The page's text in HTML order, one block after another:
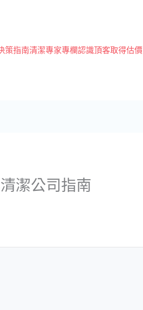
策指南清潔專家專欄認識頂客取得估價
潔公司指南